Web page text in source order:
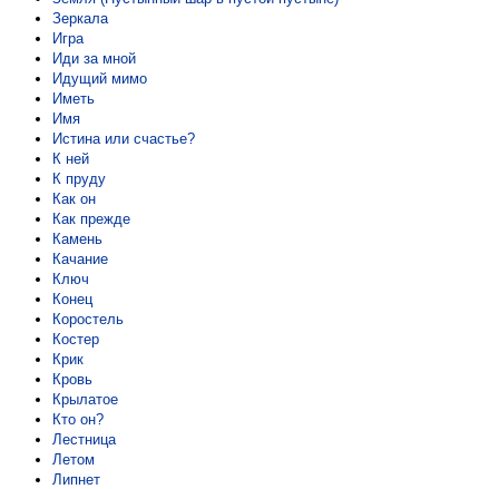
Зеркала
Игра
Иди за мной
Идущий мимо
Иметь
Имя
Истина или счастье?
К ней
К пруду
Как он
Как прежде
Камень
Качание
Ключ
Конец
Коростель
Костер
Крик
Кровь
Крылатое
Кто он?
Лестница
Летом
Липнет